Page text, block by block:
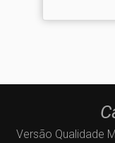
Versão Qualidade